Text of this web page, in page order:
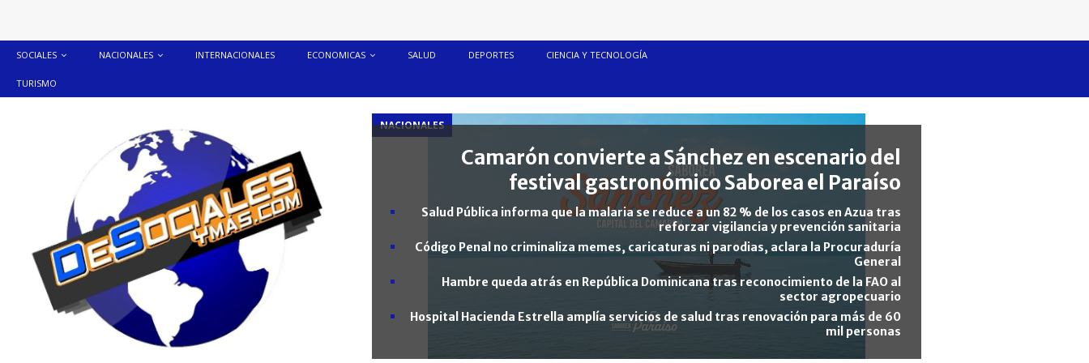
SOCIALES NACIONALES INTERNACIONALES ECONOMICAS SALUD DEPORTES CIENCIA Y TECNOLOGÍA
TURISMO
NACIONALES
Camarón convierte a Sánchez en escenario del
festival gastronómico Saborea el Paraíso
Salud Pública informa que la malaria se reduce a un 82 % de los casos en Azua tras
reforzar vigilancia y prevención sanitaria
Código Penal no criminaliza memes, caricaturas ni parodias, aclara la Procuraduría
General
Hambre queda atrás en República Dominicana tras reconocimiento de la FAO al
sector agropecuario
Hospital Hacienda Estrella amplía servicios de salud tras renovación para más de 60
mil personas